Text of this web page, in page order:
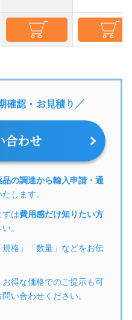
確認・お見積り／
合わせ
の調達から輸入申請・通
たします。
ずは費用感だけ知りたい方
。
格」「数量」などをお伝
得な価格でのご提示も可
い合わせください。